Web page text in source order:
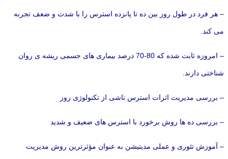
– هر فرد در طول روز بین ده تا پانزده استرس را با شدت و ضعف تجربه
می کند.
– امروزه ثابت شده که 80-70 درصد بیماری های جسمی ریشه ی روان
شناختی دارند.
– بررسی مدیریت اثرات استرس ناشی از تکنولوژی روز
– بررسی ده ها روش برخورد با استرس های ضعیف و شدید
– آموزش تئوری و عملی مدیتیشن به عنوان مؤثرترین روش مدیریت